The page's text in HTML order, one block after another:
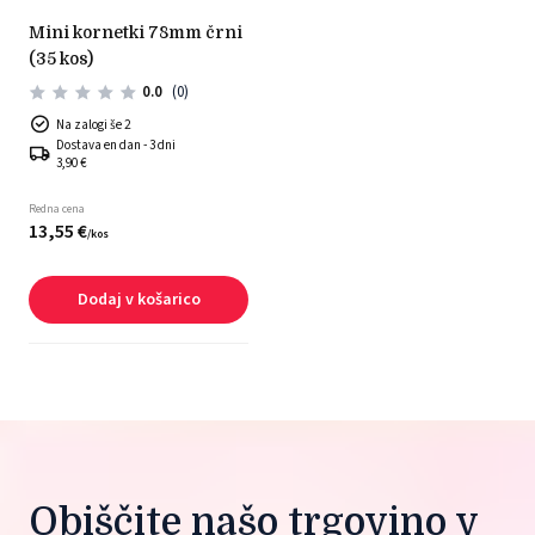
mini kornetki 78mm črni
(35 kos)
0.0 (0)
Na zalogi še 2
Dostava en dan - 3 dni
3,90 €
Redna cena
13,55€/kos
Dodaj v košarico
Obiščite našo trgovino v